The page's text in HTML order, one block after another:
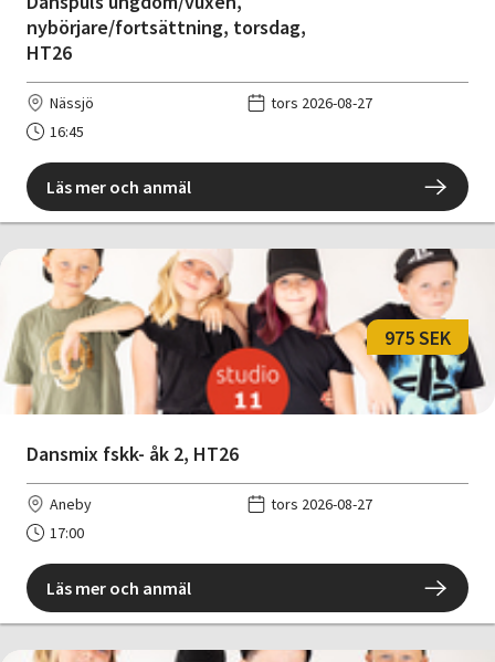
nybörjare/fortsättning, torsdag,
HT26
Nässjö
tors 2026-08-27
16:45
Läs mer och anmäl
Dansmix fskk- åk 2, HT26
975 SEK
Aneby
tors 2026-08-27
17:00
Läs mer och anmäl